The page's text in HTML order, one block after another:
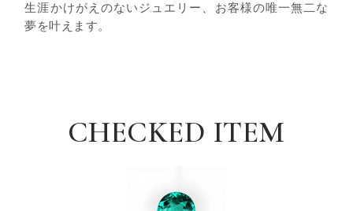
生涯かけがえのないジュエリー、お客様の唯一無二な
夢を叶えます。
CHECKED ITEM